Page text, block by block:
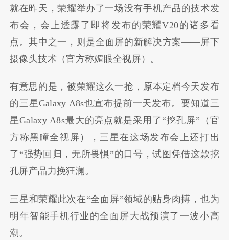
就在昨天，荣耀举办了一场没有手机产品的技术发
布会，会上透露了即将发布的荣耀V20的诸多看
点。其中之一，则是全面屏的新解决方案——屏下
摄像头技术（官方称媚眼全视屏）。
有意思的是，被荣耀这么一抢，原本定档今天发布
的三星Galaxy A8s也宣布提前一天发布。要知道三
星Galaxy A8s最大的亮点就是采用了“挖孔屏”（官
方称黑瞳全视屏），三星在这场发布会上还打出
了“强势回归，无所畏惧”的口号，试图凭借这款挖
孔屏产品力挽狂澜。
三星和荣耀此次在“全面屏”领域的贴身肉搏，也为
明年智能手机行业的全面屏大战预演了一波小高
潮。